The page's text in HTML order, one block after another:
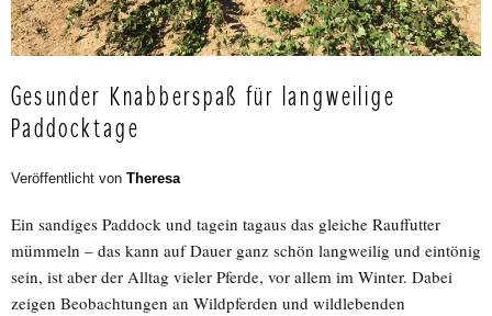
Gesunder Knabberspaß für langweilige
Paddocktage
Veröffentlicht von Theresa
Ein sandiges Paddock und tagein tagaus das gleiche Rauffutter
mümmeln – das kann auf Dauer ganz schön langweilig und eintönig
sein, ist aber der Alltag vieler Pferde, vor allem im Winter. Dabei
zeigen Beobachtungen an Wildpferden und wildlebenden